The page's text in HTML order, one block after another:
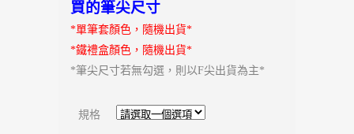
買的筆尖尺寸
*單筆套顏色，隨機出貨*
*鐵禮盒顏色，隨機出貨*
*筆尖尺寸若無勾選，則以F尖出貨為主*
規格